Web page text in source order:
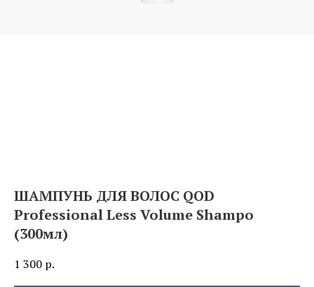
ШАМПУНЬ ДЛЯ ВОЛОС QOD
Professional Less Volume Shampo
(300мл)
1 300 р.